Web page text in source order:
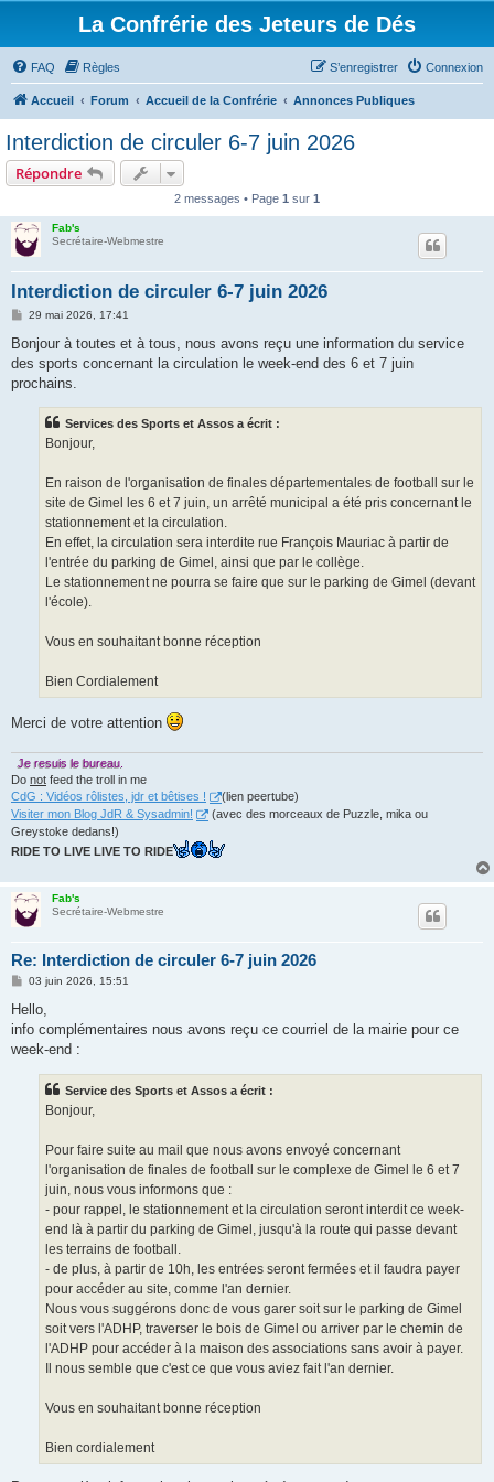
La Confrérie des Jeteurs de Dés
FAQ Règles Connexion
S’enregistrer
Accueil Forum Accueil de la Confrérie Annonces Publiques
Interdiction de circuler 6-7 juin 2026
Répondre
2 messages • Page 1 sur 1
Fab's
Secrétaire-Webmestre
Interdiction de circuler 6-7 juin 2026
M
s
a
g
29 mai 2026, 17:41
Bonjour à toutes et à tous, nous avons reçu une information du service
des sports concernant la circulation le week-end des 6 et 7 juin
prochains.
Services des Sports et Assos a écrit :
Bonjour,
En raison de l'organisation de finales départementales de football sur le
site de Gimel les 6 et 7 juin, un arrêté municipal a été pris concernant le
stationnement et la circulation.
En effet, la circulation sera interdite rue François Mauriac à partir de
l'entrée du parking de Gimel, ainsi que par le collège.
Le stationnement ne pourra se faire que sur le parking de Gimel (devant
l'école).
Vous en souhaitant bonne réception
Bien Cordialement
Merci de votre attention
Je resuis le bureau.
Do not feed the troll in me
CdG : Vidéos rôlistes, jdr et bêtises !
(lien peertube)
Visiter mon Blog JdR & Sysadmin!
(avec des morceaux de Puzzle, mika ou
Greystoke dedans!)
RIDE TO LIVE LIVE TO RIDE
Fab's
Secrétaire-Webmestre
Re: Interdiction de circuler 6-7 juin 2026
M
s
a
g
03 juin 2026, 15:51
Hello,
info complémentaires nous avons reçu ce courriel de la mairie pour ce
week-end :
Service des Sports et Assos a écrit :
Bonjour,
Pour faire suite au mail que nous avons envoyé concernant
l'organisation de finales de football sur le complexe de Gimel le 6 et 7
juin, nous vous informons que :
- pour rappel, le stationnement et la circulation seront interdit ce week-
end là à partir du parking de Gimel, jusqu'à la route qui passe devant
les terrains de football.
- de plus, à partir de 10h, les entrées seront fermées et il faudra payer
pour accéder au site, comme l'an dernier.
Nous vous suggérons donc de vous garer soit sur le parking de Gimel
soit vers l'ADHP, traverser le bois de Gimel ou arriver par le chemin de
l'ADHP pour accéder à la maison des associations sans avoir à payer.
Il nous semble que c'est ce que vous aviez fait l'an dernier.
Vous en souhaitant bonne réception
Bien cordialement